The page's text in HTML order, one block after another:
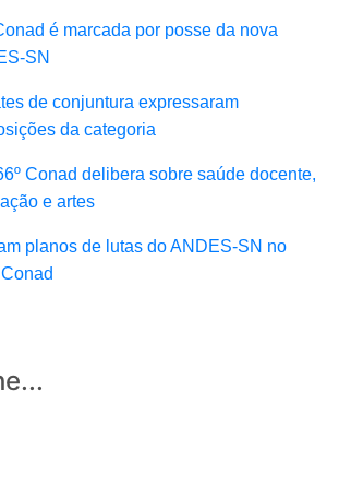
é marcada por posse da nova
SN
de conjuntura expressaram
da categoria
Conad delibera sobre saúde docente,
e artes
planos de lutas do ANDES-SN no